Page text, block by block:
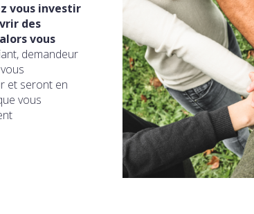
vous investir
des
vous
demandeur
et seront en
vous